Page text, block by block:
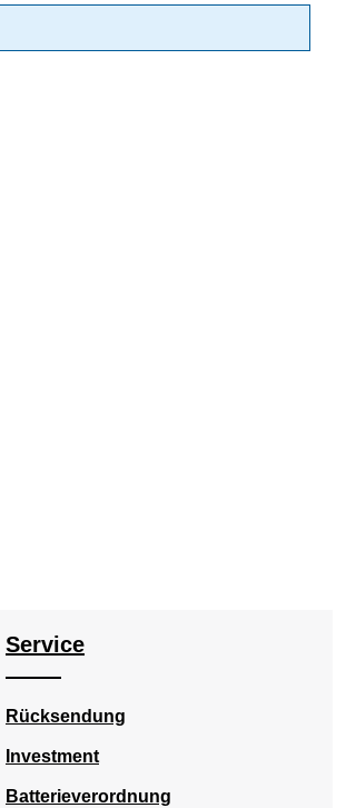
Service
Rücksendung
Investment
Batterieverordnung